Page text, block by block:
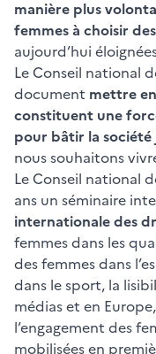
manière plus
femmes à choisir
aujourd’hui
Le Conseil national
document mettre
constituent une
pour bâtir la société
nous souhaitons
Le Conseil national
ans un séminaire
internationale des
femmes dans les
des femmes dans
dans le sport, la
médias et en
l’engagement des
mobilisées en